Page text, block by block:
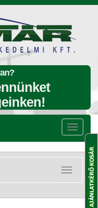
Menü
Kategóriák
lenyitása